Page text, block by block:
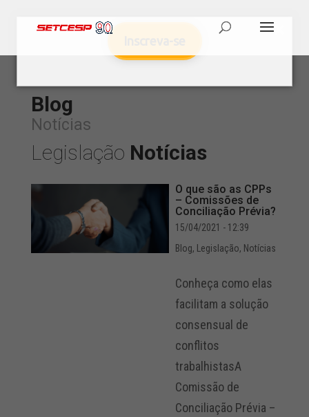
Blog
Notícias
Legislação Notícias
O que são as CPPs
– Comissões de
Conciliação Prévia?
15/04/2021 - 12:39
Blog, Legislação, Notícias
Conheça como elas
facilitam a solução
consensual de
conflitos
trabalhistasA
Comissão de
Conciliação Prévia –